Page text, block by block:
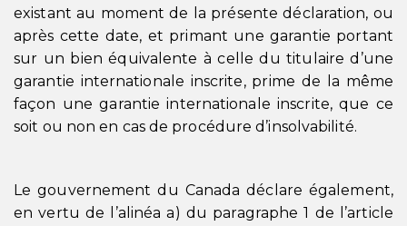
existant au moment de la présente déclaration, ou
après cette date, et primant une garantie portant
sur un bien équivalente à celle du titulaire d’une
garantie internationale inscrite, prime de la même
façon une garantie internationale inscrite, que ce
soit ou non en cas de procédure d’insolvabilité.
Le gouvernement du Canada déclare également,
en vertu de l’alinéa a) du paragraphe 1 de l’article